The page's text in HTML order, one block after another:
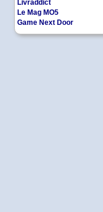
Livraddict
Le Mag MO5
Game Next Door
Leader